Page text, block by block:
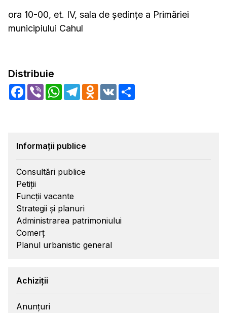
ora 10-00, et. IV, sala de şedinţe a Primăriei
municipiului Cahul
Distribuie
Facebook
Viber WhatsApp
TelegramOdnoklassniki
VK
Informații publice
Consultări publice
Petiții
Funcții vacante
Strategii și planuri
Administrarea patrimoniului
Comerț
Planul urbanistic general
Achiziții
Anunțuri